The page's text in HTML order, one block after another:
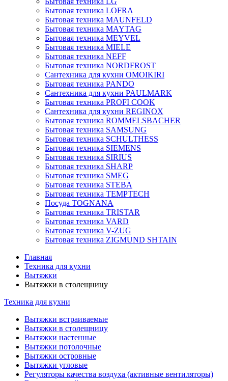
Бытовая техника LOFRA
Бытовая техника MAUNFELD
Бытовая техника MAYTAG
Бытовая техника MEYVEL
Бытовая техника MIELE
Бытовая техника NEFF
Бытовая техника NORDFROST
Сантехника для кухни OMOIKIRI
Бытовая техника PANDO
Сантехника для кухни PAULMARK
Бытовая техника PROFI COOK
Сантехника для кухни REGINOX
Бытовая техника ROMMELSBACHER
Бытовая техника SAMSUNG
Бытовая техника SCHULTHESS
Бытовая техника SIEMENS
Бытовая техника SIRIUS
Бытовая техника SHARP
Бытовая техника SMEG
Бытовая техника STEBA
Бытовая техника TEMPTECH
Посуда TOGNANA
Бытовая техника TRISTAR
Бытовая техника VARD
Бытовая техника V-ZUG
Бытовая техника ZIGMUND SHTAIN
Главная
Техника для кухни
Вытяжки
Вытяжки в столещницу
Техника для кухни
Вытяжки встраиваемые
Вытяжки в столещницу
Вытяжки настенные
Вытяжки потолочные
Вытяжки островные
Вытяжки угловые
Регуляторы качества воздуха (активные вентиляторы)